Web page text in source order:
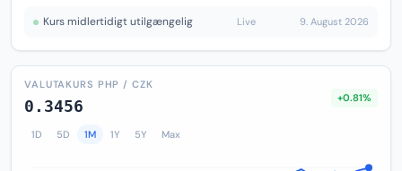
Kurs midlertidigt utilgængelig Live 9. August 2026
VALUTAKURS PHP / CZK
0.3456 +0.81%
1D 5D 1M 1Y 5Y Max